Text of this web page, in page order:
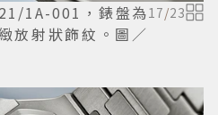
1A-001，錶盤為
放射狀飾紋。圖／
17/23